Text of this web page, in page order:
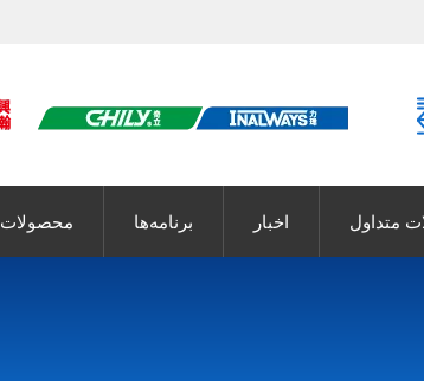
محصولات برنامه‌ها اخبار متداول